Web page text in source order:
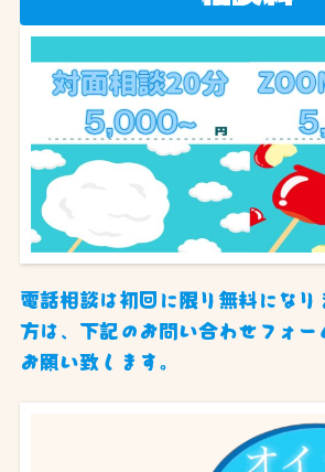
電話相談は初回に限り無料になり
方は、下記のお問い合わせフォー
お願い致します。